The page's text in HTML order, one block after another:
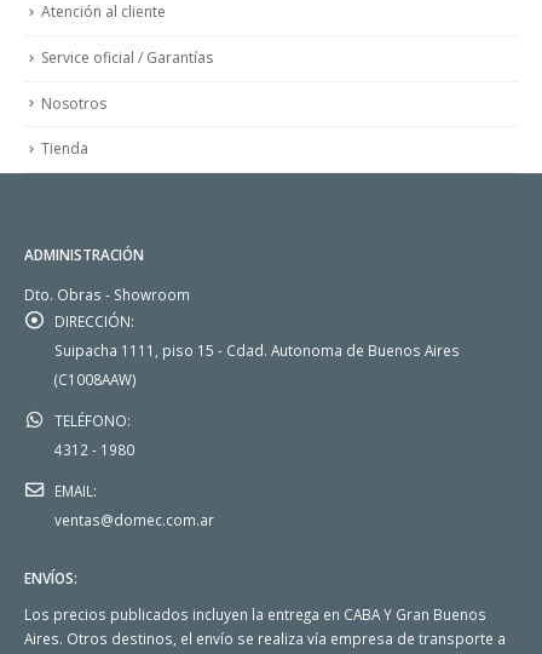
Atención al cliente
Service oficial / Garantías
Nosotros
Tienda
ADMINISTRACIÓN
Dto. Obras - Showroom
DIRECCIÓN:
Suipacha 1111, piso 15 - Cdad. Autonoma de Buenos Aires
(C1008AAW)
TELÉFONO:
4312 - 1980
EMAIL:
ventas@domec.com.ar
ENVÍOS:
Los precios publicados incluyen la entrega en CABA Y Gran Buenos
Aires. Otros destinos, el envío se realiza vía empresa de transporte a